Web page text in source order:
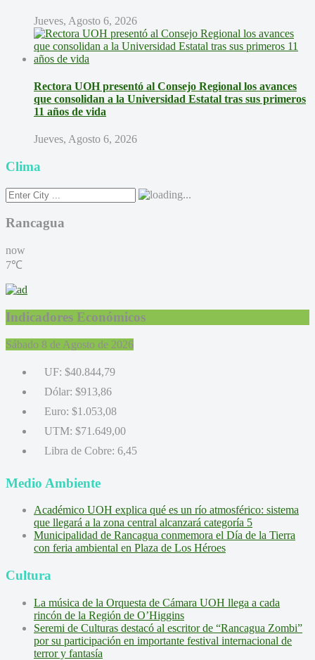
Jueves, Agosto 6, 2026
Rectora UOH presentó al Consejo Regional los avances
que consolidan a la Universidad Estatal tras sus primeros
11 años de vida
Jueves, Agosto 6, 2026
Clima
Rancagua
now
7℃
Indicadores Económicos
Sábado 8 de Agosto de 2026
UF: $40.844,79
Dólar: $913,86
Euro: $1.053,08
UTM: $71.649,00
Libra de Cobre: 6,45
Medio Ambiente
Académico UOH explica qué es un río atmosférico: sistema
que llegará a la zona central alcanzará categoría 5
Municipalidad de Rancagua conmemora el Día de la Tierra
con feria ambiental en Plaza de Los Héroes
Cultura
La música de la Orquesta de Cámara UOH llega a cada
rincón de la Región de O’Higgins
Seremi de Culturas destacó al escritor de “Rancagua Zombi”
por su participación en importante festival internacional de
terror y fantasía